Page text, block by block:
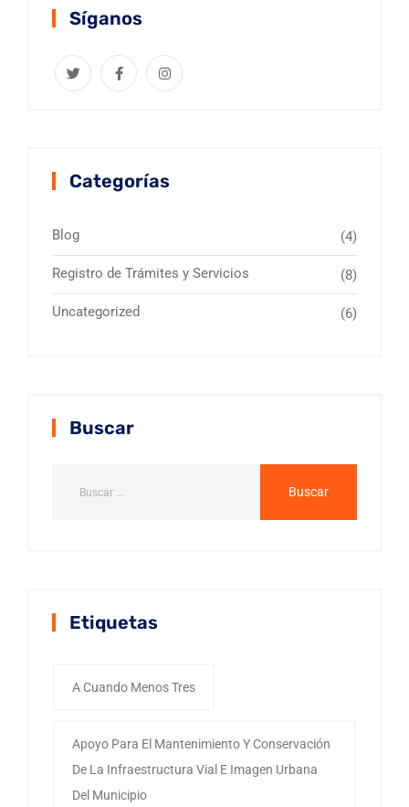
Síganos
Categorías
Blog (4)
Registro de Trámites y Servicios (8)
Uncategorized (6)
Buscar
Etiquetas
A Cuando Menos Tres
Apoyo Para El Mantenimiento Y Conservación
De La Infraestructura Vial E Imagen Urbana
Del Municipio